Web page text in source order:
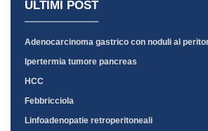
ULTIMI POST
Adenocarcinoma gastrico con noduli al
Ipertermia tumore pancreas
HCC
Febbricciola
Linfoadenopatie retroperitoneali